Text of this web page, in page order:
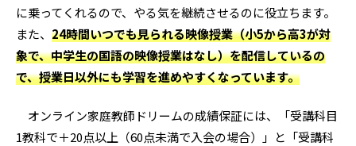
に乗ってくれるので、やる気を継続させるのに役立ちます。
また、 24時間いつでも見られる映像授業（小5から高3が対
象で、中学生の国語の映像授業はなし）を配信しているの
で、授業日以外にも学習を進めやすくなっています。
オンライン家庭教師ドリームの成績保証には、「受講科目
1教科で＋20点以上（60点未満で入会の場合）」と「受講科